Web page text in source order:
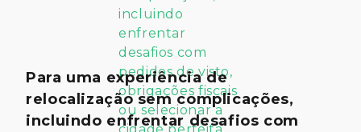
Para uma experiência de
relocalização sem complicações,
incluindo enfrentar desafios com